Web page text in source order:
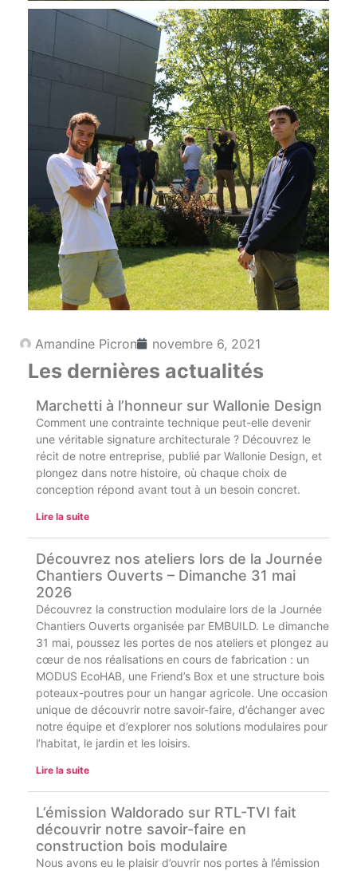
Amandine Picron novembre 6, 2021
Les dernières actualités
Marchetti à l’honneur sur Wallonie Design
Comment une contrainte technique peut-elle devenir
une véritable signature architecturale ? Découvrez le
récit de notre entreprise, publié par Wallonie Design, et
plongez dans notre histoire, où chaque choix de
conception répond avant tout à un besoin concret.
Lire la suite
Découvrez nos ateliers lors de la Journée
Chantiers Ouverts – Dimanche 31 mai
2026
Découvrez la construction modulaire lors de la Journée
Chantiers Ouverts organisée par EMBUILD. Le dimanche
31 mai, poussez les portes de nos ateliers et plongez au
cœur de nos réalisations en cours de fabrication : un
MODUS EcoHAB, une Friend’s Box et une structure bois
poteaux-poutres pour un hangar agricole. Une occasion
unique de découvrir notre savoir-faire, d’échanger avec
notre équipe et d’explorer nos solutions modulaires pour
l’habitat, le jardin et les loisirs.
Lire la suite
L’émission Waldorado sur RTL-TVI fait
découvrir notre savoir-faire en
construction bois modulaire
Nous avons eu le plaisir d’ouvrir nos portes à l’émission